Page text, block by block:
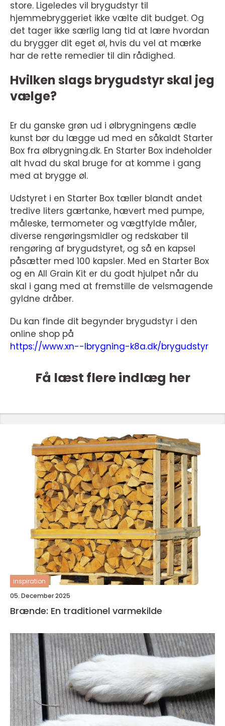
store. Ligeledes vil brygudstyr til
hjemmebryggeriet ikke vælte dit budget. Og
det tager ikke særlig lang tid at lære hvordan
du brygger dit eget øl, hvis du vel at mærke
har de rette remedier til din rådighed.
Hvilken slags brygudstyr skal jeg
vælge?
Er du ganske grøn ud i ølbrygningens ædle
kunst bør du lægge ud med en såkaldt Starter
Box fra ølbrygning.dk. En Starter Box indeholder
alt hvad du skal bruge for at komme i gang
med at brygge øl.
Udstyret i en Starter Box tæller blandt andet
tredive liters gærtanke, hævert med pumpe,
måleske, termometer og vægtfylde måler,
diverse rengøringsmidler og redskaber til
rengøring af brygudstyret, og så en kapsel
påsætter med 100 kapsler. Med en Starter Box
og en All Grain Kit er du godt hjulpet når du
skal i gang med at fremstille de velsmagende
gyldne dråber.
Du kan finde dit begynder brygudstyr i den
online shop på
https://www.xn--lbrygning-k8a.dk/brygudstyr
Få læst flere indlæg her
inspiration
05. December 2025
Brænde: En traditionel varmekilde